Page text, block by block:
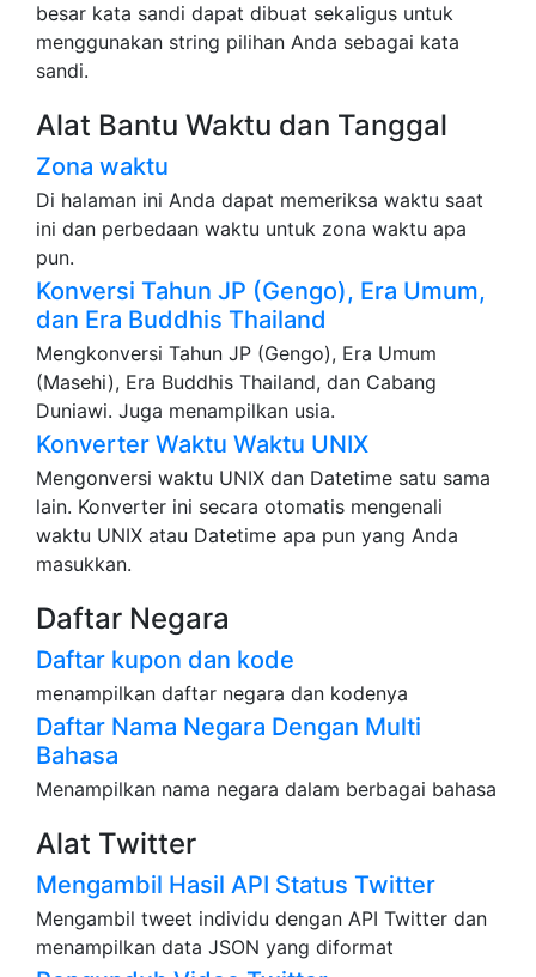
besar kata sandi dapat dibuat sekaligus untuk
menggunakan string pilihan Anda sebagai kata
sandi.
Alat Bantu Waktu dan Tanggal
Zona waktu
Di halaman ini Anda dapat memeriksa waktu saat
ini dan perbedaan waktu untuk zona waktu apa
pun.
Konversi Tahun JP (Gengo), Era Umum,
dan Era Buddhis Thailand
Mengkonversi Tahun JP (Gengo), Era Umum
(Masehi), Era Buddhis Thailand, dan Cabang
Duniawi. Juga menampilkan usia.
Konverter Waktu Waktu UNIX
Mengonversi waktu UNIX dan Datetime satu sama
lain. Konverter ini secara otomatis mengenali
waktu UNIX atau Datetime apa pun yang Anda
masukkan.
Daftar Negara
Daftar kupon dan kode
menampilkan daftar negara dan kodenya
Daftar Nama Negara Dengan Multi
Bahasa
Menampilkan nama negara dalam berbagai bahasa
Alat Twitter
Mengambil Hasil API Status Twitter
Mengambil tweet individu dengan API Twitter dan
menampilkan data JSON yang diformat